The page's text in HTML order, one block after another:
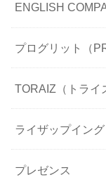
ENGLISH
プログリット（
TORAIZ（トライ
ライザップイング
プレゼンス